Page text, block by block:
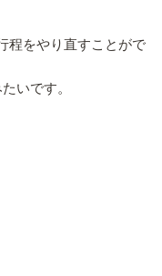
程をやり直すことがで
いです。